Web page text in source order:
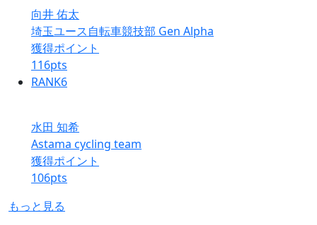
向井 佑太
埼玉ユース自転車競技部 Gen Alpha
獲得ポイント
116pts
RANK6
水田 知希
Astama cycling team
獲得ポイント
106pts
もっと見る